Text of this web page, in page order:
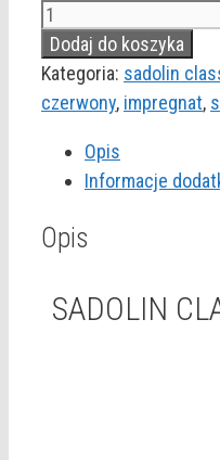
ilość
SADOLIN
CLASSIC
MAHOŃ
Dodaj do koszyka
Kategoria: sadolin
czerwony, impregnat,
Opis
Informacje
Opis
SADOLIN